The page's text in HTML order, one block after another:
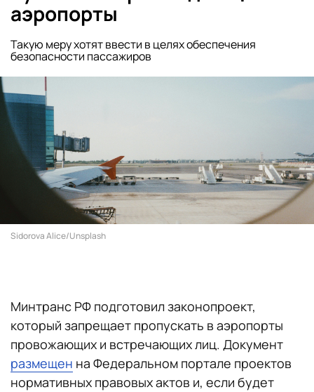
аэропорты
Такую меру хотят ввести в целях обеспечения
безопасности пассажиров
Sidorova Alice/Unsplash
Минтранс РФ подготовил законопроект,
который запрещает пропускать в аэропорты
провожающих и встречающих лиц. Документ
размещен на Федеральном портале проектов
нормативных правовых актов и, если будет